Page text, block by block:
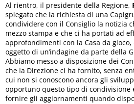
Al rientro, il presidente della Regione,
spiegato che la richiesta di una
condividere con il Consiglio la notizia
mezzo stampa e che ci ha portati ad
approfondimenti con la Casa da
oggetto di un’indagine da parte della
Abbiamo messo a disposizione dei
che la Direzione ci ha fornito, senza
cui non si conoscono ancora gli
opportuno questo tipo di condivisione
fornire gli aggiornamenti quando